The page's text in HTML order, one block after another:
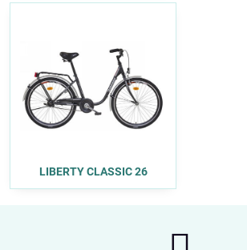
LIBERTY CLASSIC 26